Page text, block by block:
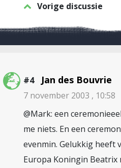
Vorige discussie
#4 Jan des Bouvrie
7 november 2003 , 10:58
@Mark: een
me niets. En een
evenmin. Gelukkig heeft
Europa Koningin Beatrix